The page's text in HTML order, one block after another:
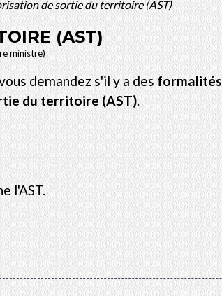
de sortie du territoire (AST)
(AST)
ministre)
demandez s'il y a des
du territoire (AST).
l'AST.